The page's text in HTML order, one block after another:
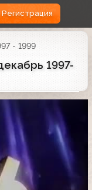
Регистрация
- 1999
1997-